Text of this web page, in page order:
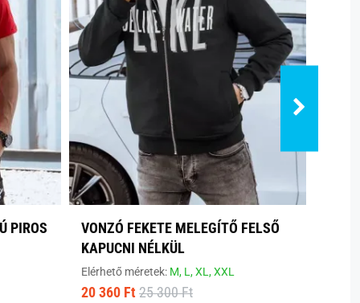
PIROS
VONZÓ FEKETE MELEGÍTŐ FELSŐ
KAPUCNI NÉLKÜL
Elérhető méretek: M, L,XL,XXL
20 360 Ft 25 300 Ft